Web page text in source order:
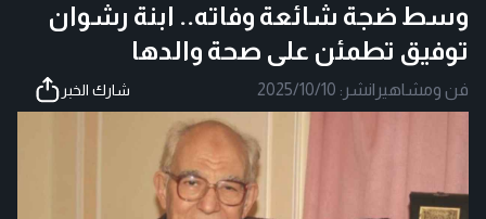
وسط ضجة شائعة وفاته.. ابنة رشوان
توفيق تطمئن على صحة والدها
فن ومشاهير |نشر: 2025/10/10 شارك الخبر